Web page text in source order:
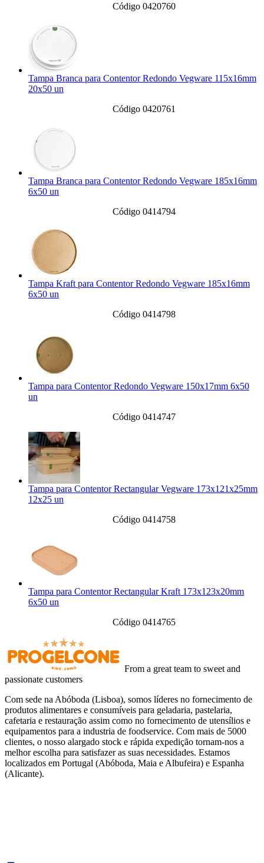
Código 0420760
Tampa Branca para Contentor Redondo Vegware 115x16mm
20x50 un
Código 0420761
Tampa Branca para Contentor Redondo Vegware 185x16mm
6x50 un
Código 0414794
Tampa Kraft para Contentor Redondo Vegware 185x16mm
6x50 un
Código 0414798
Tampa para Contentor Redondo Vegware 150x17mm 6x50
un
Código 0414747
Tampa para Contentor Rectangular Vegware 173x121x25mm
12x25 un
Código 0414758
Tampa para Contentor Rectangular Kraft 173x123x20mm
6x50 un
Código 0414765
From a great team to sweet and
passionate customers
Com sede na Abóboda (Lisboa), somos líderes no fornecimento de
produtos alimentares e consumíveis para geladaria, pastelaria,
cafetaria e restauração assim como no fornecimento de utensílios e
equipamentos para a industria de foodservice. Com mais de 5000
clientes, o nosso alargado stock e rápida expedição tornam-nos a
melhor escolha para satisfazer as suas necessidades. Estamos
localizados em Portugal (Abóboda, Maia e Albufeira) e Espanha
(Alicante).